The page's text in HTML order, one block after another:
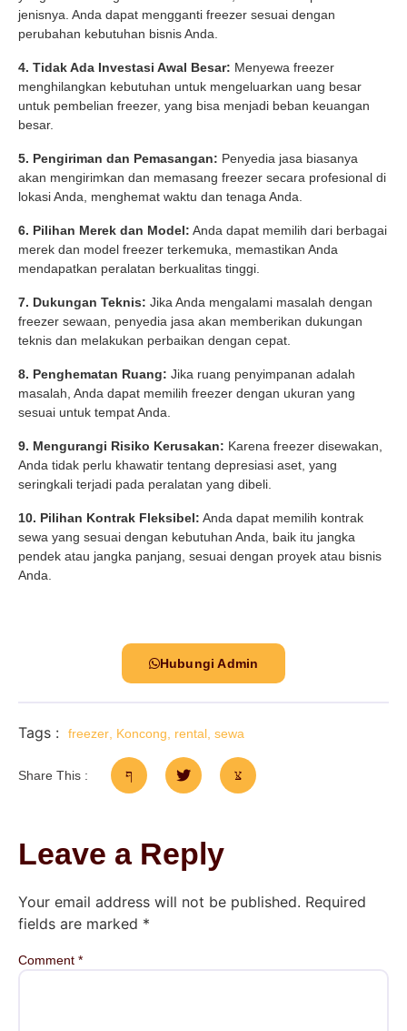
jenisnya. Anda dapat mengganti freezer sesuai dengan
perubahan kebutuhan bisnis Anda.
4. Tidak Ada Investasi Awal Besar: Menyewa freezer
menghilangkan kebutuhan untuk mengeluarkan uang besar
untuk pembelian freezer, yang bisa menjadi beban keuangan
besar.
5. Pengiriman dan Pemasangan: Penyedia jasa biasanya
akan mengirimkan dan memasang freezer secara profesional di
lokasi Anda, menghemat waktu dan tenaga Anda.
6. Pilihan Merek dan Model: Anda dapat memilih dari berbagai
merek dan model freezer terkemuka, memastikan Anda
mendapatkan peralatan berkualitas tinggi.
7. Dukungan Teknis: Jika Anda mengalami masalah dengan
freezer sewaan, penyedia jasa akan memberikan dukungan
teknis dan melakukan perbaikan dengan cepat.
8. Penghematan Ruang: Jika ruang penyimpanan adalah
masalah, Anda dapat memilih freezer dengan ukuran yang
sesuai untuk tempat Anda.
9. Mengurangi Risiko Kerusakan: Karena freezer disewakan,
Anda tidak perlu khawatir tentang depresiasi aset, yang
seringkali terjadi pada peralatan yang dibeli.
10. Pilihan Kontrak Fleksibel: Anda dapat memilih kontrak
sewa yang sesuai dengan kebutuhan Anda, baik itu jangka
pendek atau jangka panjang, sesuai dengan proyek atau bisnis
Anda.
Hubungi Admin
Tags : freezer Koncong rental sewa
Share This :
Leave a Reply
Your email address will not be published. Required
fields are marked *
Comment *